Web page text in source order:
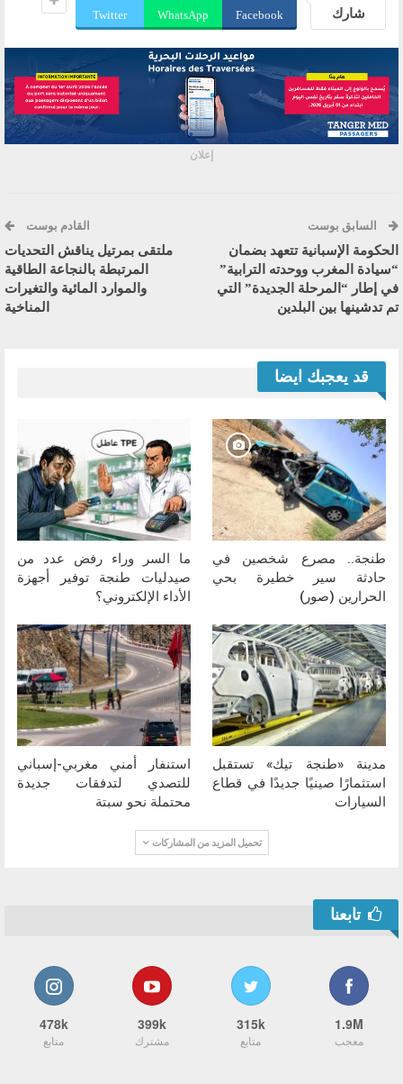
شارك Facebook
WhatsApp
Twitter
إعلان
السابق بوست
الحكومة الإسبانية تتعهد بضمان
“سيادة المغرب ووحدته الترابية”
في إطار “المرحلة الجديدة” التي
تم تدشينها بين البلدين
القادم بوست
ملتقى بمرتيل يناقش التحديات
المرتبطة بالنجاعة الطاقية
والموارد المائية والتغيرات
المناخية
قد يعجبك ايضا
طنجة.. مصرع شخصين في
حادثة سير خطيرة بحي
الحرارين (صور)
ما السر وراء رفض عدد من
صيدليات طنجة توفير أجهزة
الأداء الإلكتروني؟
مدينة «طنجة تيك» تستقبل
استثمارًا صينيًا جديدًا في قطاع
السيارات
استنفار أمني مغربي-إسباني
للتصدي لتدفقات جديدة
محتملة نحو سبتة
تحميل المزيد من المشاركات
تابعنا
1.9M
معجب
315k
متابع
399k
مشترك
478k
متابع